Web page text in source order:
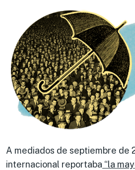
A mediados de septiembre de
internacional reportaba “la